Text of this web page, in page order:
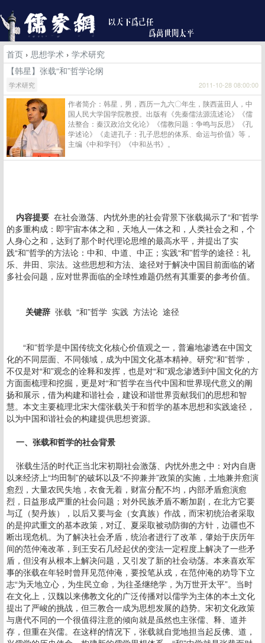
首页 › 思想学术 › 学术研究
【韩星】张载“和”哲学论纲
学术研究 2011-10-28 08:00:00
作者简介：韩星，男，西历一九六〇年生，陕西蓝田人，中
国人民大学国学院教授。出版有《先秦儒法源流述论》《儒
法整合：秦汉政治文化论》《儒教问题：争鸣与反思》《孔
学述论》《走进孔子：孔子思想的体系、命运与价值》等，
主编《中和学刊》《中和丛书》。
内容提要 在社会激荡、内忧外患的社会背景下张载揭示了“和”哲学
的多重构成：即宇宙本体之和，天地人一体之和，人类社会之和，个
人身心之和，达到了那个时代理论思维的最高水平，并提出了实
践“和”哲学的方法论：中和、中道、中正；实践“和”哲学的途径：礼
乐、井田、宗法。这些思想和方法、途径对于解决中国目前面临的诸
多社会问题，应对世界面临的全球性难题仍然有其重要的参考价值。
关键辞 张载 “和”哲学 实践 方法论 途径
“和”哲学是中国传统文化核心价值观之一，普遍地渗透在中国文
化的不同层面、不同领域，成为中国文化基本精神。研究“和”哲学，
不仅是对“和”观念的诠释和发挥，也是对“和”观念渗透到中国文化的方
方面面梳理和挖掘，更是对“和”哲学在当代中国和世界现代意义的阐
扬和展示，借为构建和谐社会，建设和谐世界贡献我们的思想和智
慧。本文主要梳理北宋大儒张载关于和哲学的基本思想和实践途径，
以为中国和谐社会的构建提供思想资源。
一、张载和哲学的社会背景
张载生活的时代正当北宋初期社会激荡、内忧外患之中：对内自唐
以来经济上“均田制”的破坏以及“不抑兼并”政策的实施，土地兼并愈演
愈烈，大量农民失地，衣食无着，财富分配不均，内部矛盾愈演愈
烈，日益形成严重的社会问题；对外民族矛盾不断加剧，在北方它要
与辽（契丹族），以后又要与金（女真族）作战，而宋初统治者采取
的是抑武重文的基本政策，对辽、夏采取被动防御的方针，边疆也不
断出现危机。为了解决社会矛盾，统治者进行了改革，肇始于庆历年
间的范仲淹改革，到王安石几经起伏的变法一定程度上解决了一些矛
盾，但没有从根本上解决问题，又引发了新的社会动荡。本来喜欢军
事的张载在年轻时曾拜见范仲淹，要投笔从戎，在范仲淹的劝导下立
志“为天地立心，为生民立命，为往圣继绝学，为万世开太平”。当时
在文化上，汉魏以来佛教文化的广泛传播对以儒学为主体的本土文化
提出了严峻的挑战，但三教合一成为思想发展的趋势。宋初文化政策
与唐代不同的一个很值得注意的倾向就是虽然也主张儒、释、道并
存，但重在兴儒。在这样的情况下，张载就自觉地担当起反佛、道，